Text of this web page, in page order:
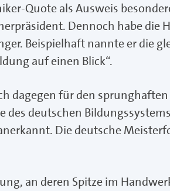
Quote als Ausweis
Dennoch habe
Beispielhaft nannte er
auf einen Blick“.
dagegen für den
des deutschen
Die deutsche
an deren Spitze im